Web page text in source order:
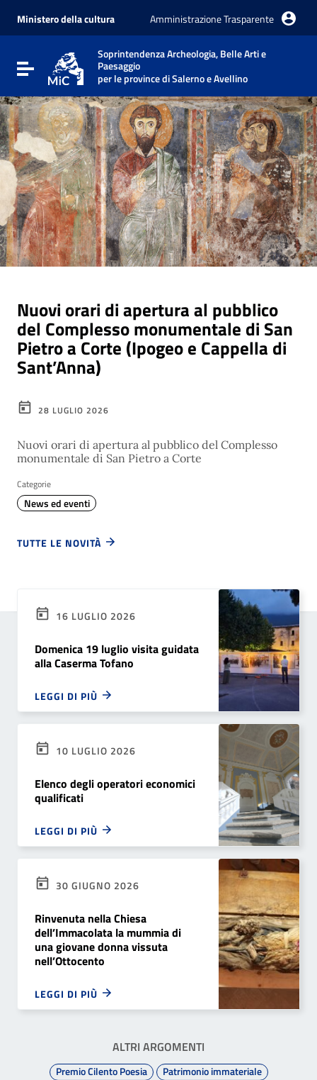
Vai al menu di navigazione
Vai al footer
Ministero della cultura Amministrazione Trasparente
Attiva / disattiva la navigazione
Soprintendenza Archeologia, Belle Arti e
Paesaggio
per le province di Salerno e Avellino
Nuovi orari di apertura al pubblico
del Complesso monumentale di San
Pietro a Corte (Ipogeo e Cappella di
Sant’Anna)
28 LUGLIO 2026
Nuovi orari di apertura al pubblico del Complesso
monumentale di San Pietro a Corte
Categorie
News ed eventi
TUTTE LE NOVITÀ
16 LUGLIO 2026
Domenica 19 luglio visita guidata
alla Caserma Tofano
LEGGI DI PIÙ
10 LUGLIO 2026
Elenco degli operatori economici
qualificati
LEGGI DI PIÙ
30 GIUGNO 2026
Rinvenuta nella Chiesa
dell’Immacolata la mummia di
una giovane donna vissuta
nell’Ottocento
LEGGI DI PIÙ
ALTRI ARGOMENTI
Premio Cilento Poesia
Patrimonio immateriale